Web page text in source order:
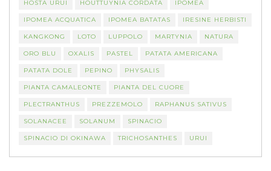
HOSTA URUI HOUTTUYNIA CORDATA IPOMEA
IPOMEA ACQUATICA IPOMEA BATATAS IRESINE HERBISTI
KANGKONG LOTO LUPPOLO MARTYNIA NATURA
ORO BLU OXALIS PASTEL PATATA AMERICANA
PATATA DOLE PEPINO PHYSALIS
PIANTA CAMALEONTE PIANTA DEL CUORE
PLECTRANTHUS PREZZEMOLO RAPHANUS SATIVUS
SOLANACEE SOLANUM SPINACIO
SPINACIO DI OKINAWA TRICHOSANTHES URUI